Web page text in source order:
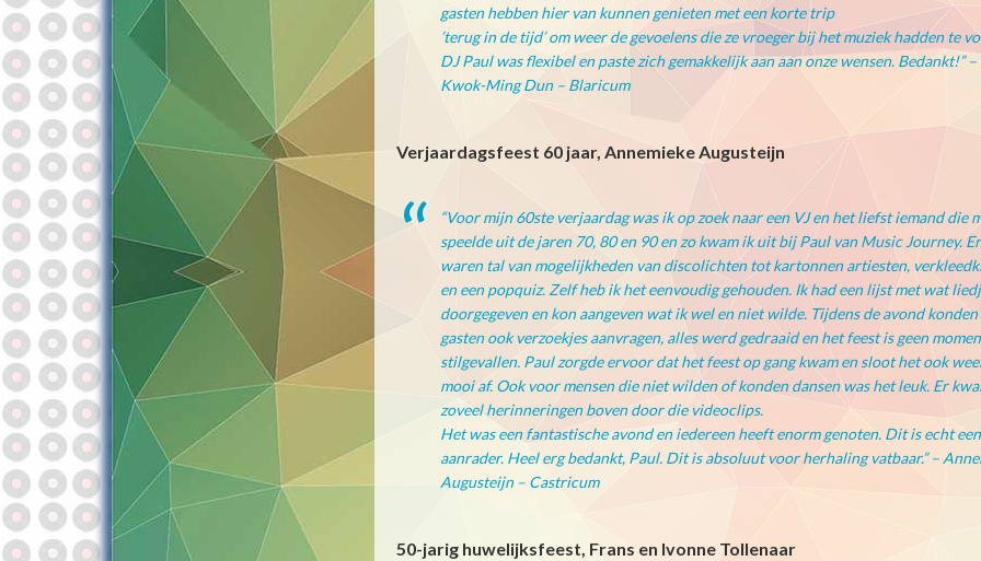
gasten hebben hier van kunnen genieten met een korte trip
’terug in de tijd’ om weer de gevoelens die ze vroeger bij het muziek hadden te
DJ Paul was flexibel en paste zich gemakkelijk aan aanonze wensen. Bedankt!” –
Kwok-Ming Dun – Blaricum
Verjaardagsfeest 60 jaar, Annemieke Augusteijn
“Voor mijn 60ste verjaardag was ik op zoek naar een VJ en het liefst iemand die
speelde uit de jaren 70, 80 en 90 en zo kwam ik uit bij Paul van Music Journey. Er
waren tal van mogelijkheden van discolichten tot kartonnen artiesten,
en een popquiz. Zelf heb ik het eenvoudig gehouden. Ik had een lijst met wat
doorgegeven en kon aangeven wat ik wel en niet wilde. Tijdens de avond konden
gasten ook verzoekjes aanvragen, alles werd gedraaid en het feest is geen
stilgevallen. Paul zorgde ervoor dat het feest op gang kwam en sloot het ook
mooi af. Ook voor mensen die niet wilden of konden dansen was het leuk. Er
zoveel herinneringen boven door die videoclips.
Het was een fantastische avond en iedereen heeft enorm genoten. Dit is echt een
aanrader. Heel erg bedankt, Paul. Dit is absoluut voor herhaling vatbaar.” –
Augusteijn – Castricum
50-jarig huwelijksfeest, Frans en Ivonne Tollenaar